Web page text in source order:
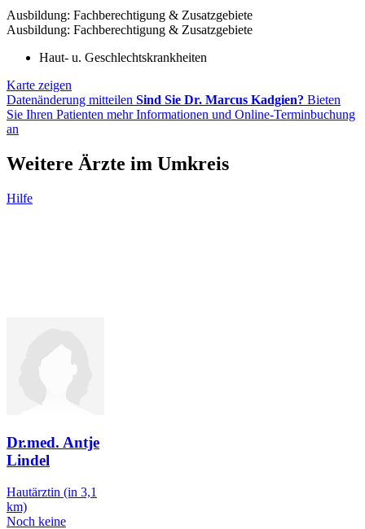
Ausbildung: Fachberechtigung & Zusatzgebiete
Ausbildung: Fachberechtigung & Zusatzgebiete
Haut- u. Geschlechtskrankheiten
Karte zeigen
Datenänderung mitteilen Sind Sie Dr. Marcus Kadgien? Bieten
Sie Ihren Patienten mehr Informationen und Online-Terminbuchung
an
Weitere Ärzte im Umkreis
Hilfe
Dr.med. Antje
Lindel
Hautärztin (in 3,1
km)
Noch keine